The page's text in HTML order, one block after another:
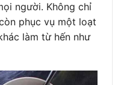
người. Không chỉ
phục vụ một loạt
làm từ hến như